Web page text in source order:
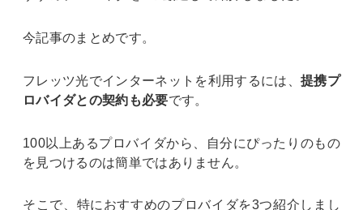
今記事のまとめです。
フレッツ光でインターネットを利用するには、 提携プ
ロバイダとの契約も必要です。
100以上あるプロバイダから、自分にぴったりのもの
を見つけるのは簡単ではありません。
そこで、特におすすめのプロバイダを3つ紹介しまし